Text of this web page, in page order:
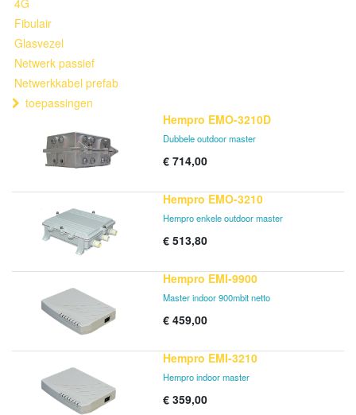
4G
Fibulair
Glasvezel
Netwerk passief
Netwerkkabel prefab
toepassingen
Hempro EMO-3210D
Dubbele outdoor master
€ 714,00
Hempro EMO-3210
Hempro enkele outdoor master
€ 513,80
Hempro EMI-9900
Master indoor 900mbit netto
€ 459,00
Hempro EMI-3210
Hempro indoor master
€ 359,00